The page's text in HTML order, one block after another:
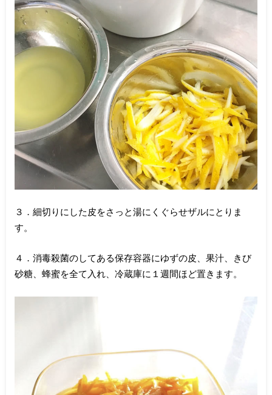
３．細切りにした皮をさっと湯にくぐらせザルにとりま
す。
４．消毒殺菌のしてある保存容器にゆずの皮、果汁、きび
砂糖、蜂蜜を全て入れ、冷蔵庫に１週間ほど置きます。